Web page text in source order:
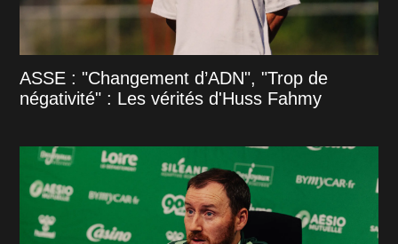
ASSE : "Changement d’ADN", "Trop de
négativité" : Les vérités d'Huss Fahmy